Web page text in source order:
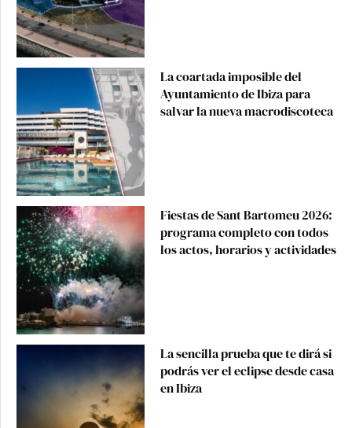
La coartada imposible del
Ayuntamiento de Ibiza para
salvar la nueva macrodiscoteca
Fiestas de Sant Bartomeu 2026:
programa completo con todos
los actos, horarios y actividades
La sencilla prueba que te dirá si
podrás ver el eclipse desde casa
en Ibiza